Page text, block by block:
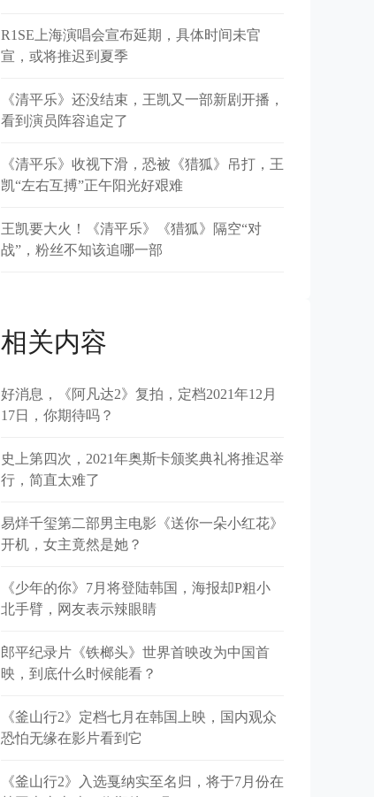
R1SE上海演唱会宣布延期，具体时间未官
宣，或将推迟到夏季
《清平乐》还没结束，王凯又一部新剧开播，
看到演员阵容追定了
《清平乐》收视下滑，恐被《猎狐》吊打，王
凯“左右互搏”正午阳光好艰难
王凯要大火！《清平乐》《猎狐》隔空“对
战”，粉丝不知该追哪一部
相关内容
好消息，《阿凡达2》复拍，定档2021年12月
17日，你期待吗？
史上第四次，2021年奥斯卡颁奖典礼将推迟举
行，简直太难了
易烊千玺第二部男主电影《送你一朵小红花》
开机，女主竟然是她？
《少年的你》7月将登陆韩国，海报却P粗小
北手臂，网友表示辣眼睛
郎平纪录片《铁榔头》世界首映改为中国首
映，到底什么时候能看？
《釜山行2》定档七月在韩国上映，国内观众
恐怕无缘在影片看到它
《釜山行2》入选戛纳实至名归，将于7月份在